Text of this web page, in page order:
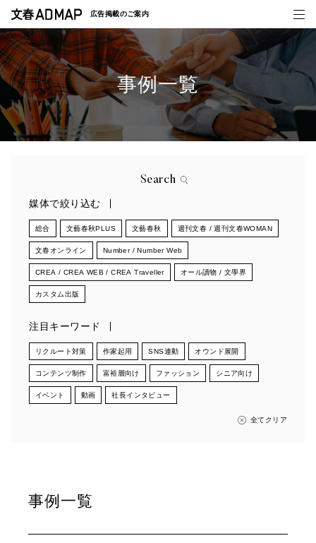
広告掲載のご案内
媒体紹介
事例一覧
事例一覧
Search
媒体で絞り込む
総合 文藝春秋PLUS 文藝春秋 週刊文春 / 週刊文春WOMAN
文春オンライン Number / Number Web
CREA / CREA WEB / CREA Traveller オール讀物 / 文學界
カスタム出版
注目キーワード
リクルート対策 作家起用 SNS連動 オウンド展開
コンテンツ制作 富裕層向け ファッション シニア向け
イベント 動画 社長インタビュー
全てクリア
事例一覧